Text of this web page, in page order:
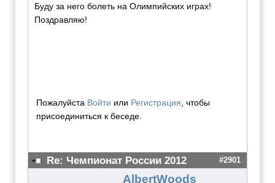
Буду за него болеть на Олимпийских играх!
Поздравляю!
Пожалуйста Войти или Регистрация , чтобы
присоединиться к беседе.
Re: Чемпионат России 2012 #2901
AlbertWoods